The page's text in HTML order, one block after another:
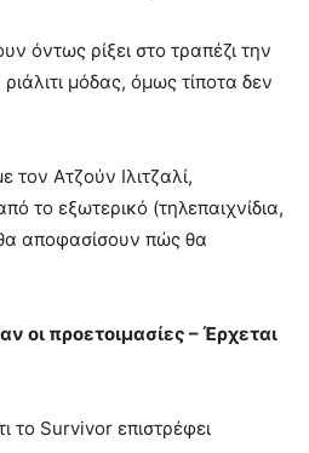
όντως ρίξει στο τραπέζι την
μόδας, όμως τίποτα δεν
τον Ατζούν Ιλιτζαλί,
το εξωτερικό (τηλεπαιχνίδια,
αποφασίσουν πώς θα
οι προετοιμασίες – Έρχεται
το Survivor επιστρέφει